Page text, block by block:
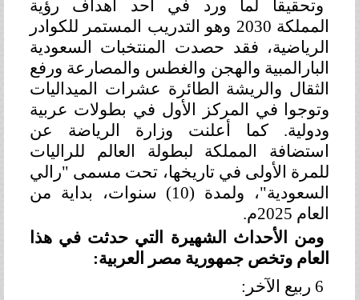
وتحقيقاً لما ورد في أحد أهداف رؤية
المملكة 2030 وهو التدريب المستمر للكوادر
الرياضية، فقد حصدت المنتخبات السعودية
البارالمبية والهجن والغطس والمصارعة ورفع
الثقال والريشة الطائرة عشرات الميداليات
وتوجوا في المركز الأول في بطولات عربية
ودولية. كما أعلنت وزارة الرياضة عن
استضافة المملكة لبطولة العالم للراليات
للمرة الأولى في تاريخها، تحت مسمى "رالي
السعودية"، ولمدة (10) سنوات، بداية من
العام 2025م.
ومن الأحداث الشهيرة التي حدثت في هذا
العام وتخص جمهورية مصر العربية:
6 ربيع الآخر: